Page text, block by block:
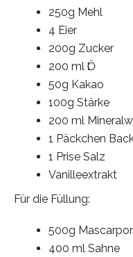
250g Mehl
4 Eier
200g Zucker
200 ml Ӧl
50g Kakao
100g Stärke
200 ml
1 Päckchen
1 Prise Salz
Vanilleextrakt
Für die Füllung:
500g
400 ml Sahne